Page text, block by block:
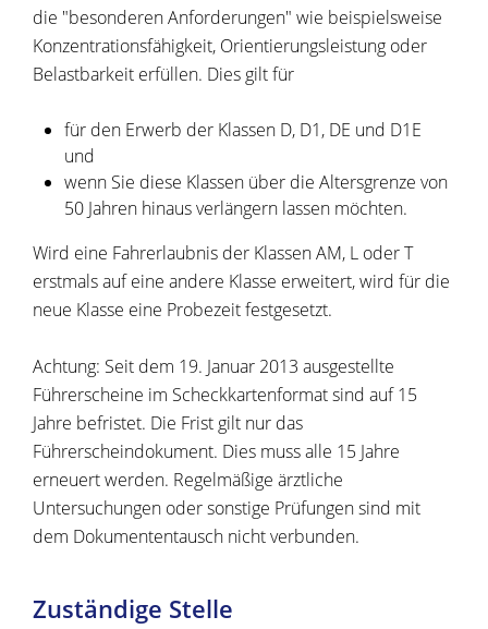
die "besonderen Anforderungen" wie beispielsweise
Konzentrationsfähigkeit, Orientierungsleistung oder
Belastbarkeit erfüllen. Dies gilt für
für den Erwerb der Klassen D, D1, DE und D1E
und
wenn Sie diese Klassen über die Altersgrenze von
50 Jahren hinaus verlängern lassen möchten.
Wird eine Fahrerlaubnis der Klassen AM, L oder T
erstmals auf eine andere Klasse erweitert, wird für die
neue Klasse eine Probezeit festgesetzt.
Achtung: Seit dem 19. Januar 2013 ausgestellte
Führerscheine im Scheckkartenformat sind auf 15
Jahre befristet. Die Frist gilt nur das
Führerscheindokument. Dies muss alle 15 Jahre
erneuert werden. Regelmäßige ärztliche
Untersuchungen oder sonstige Prüfungen sind mit
dem Dokumententausch nicht verbunden.
Zuständige Stelle